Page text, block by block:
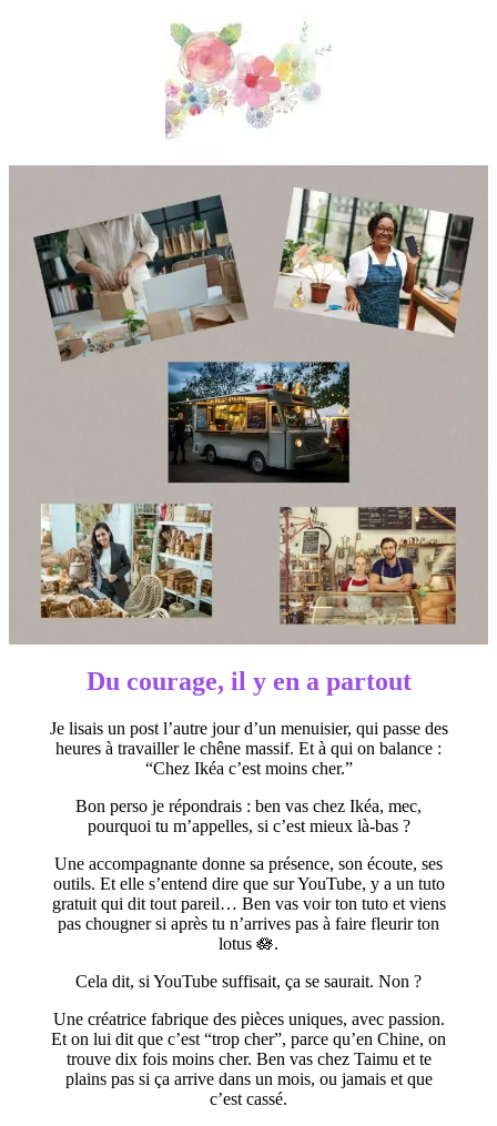
Du courage, il y en a partout
Je lisais un post l’autre jour d’un menuisier, qui passe des
heures à travailler le chêne massif. Et à qui on balance :
“Chez Ikéa c’est moins cher.”
Bon perso je répondrais : ben vas chez Ikéa, mec,
pourquoi tu m’appelles, si c’est mieux là-bas ?
Une accompagnante donne sa présence, son écoute, ses
outils. Et elle s’entend dire que sur YouTube, y a un tuto
gratuit qui dit tout pareil… Ben vas voir ton tuto et viens
pas chougner si après tu n’arrives pas à faire fleurir ton
lotus 🪷.
Cela dit, si YouTube suffisait, ça se saurait. Non ?
Une créatrice fabrique des pièces uniques, avec passion.
Et on lui dit que c’est “trop cher”, parce qu’en Chine, on
trouve dix fois moins cher. Ben vas chez Taimu et te
plains pas si ça arrive dans un mois, ou jamais et que
c’est cassé.